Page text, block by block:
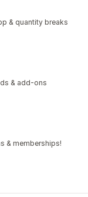
& quantity breaks
& add-ons
& memberships!